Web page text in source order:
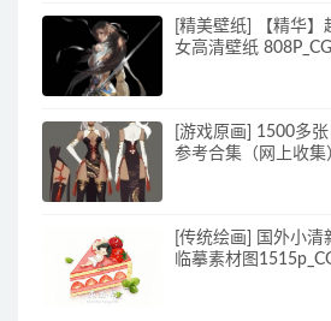
[精美壁纸] 【精华
女高清壁纸
[游戏原画] 1500多
参考合集（网上收集
[传统绘画] 国外小
临摹素材图